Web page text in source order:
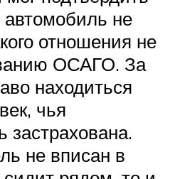
автомобиль не
отношения не
ОСАГО. За
находиться
чья
застрахована.
не вписан в